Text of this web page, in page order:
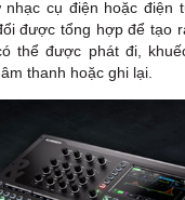
nhạc cụ điện hoặc điện
được tổng hợp để tạo
thể được phát đi,
thanh hoặc ghi lại.